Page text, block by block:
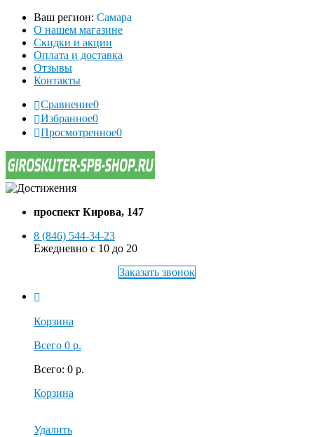
Ваш регион: Самара
О нашем магазине
Скидки и акции
Оплата и доставка
Отзывы
Контакты
Сравнение0
Избранное0
Просмотренное0
проспект Кирова, 147
8 (846) 544-34-23
Ежедневно с 10 до 20
Заказать звонок
Корзина
Всего 0 р.
Всего: 0 р.
Корзина
Удалить